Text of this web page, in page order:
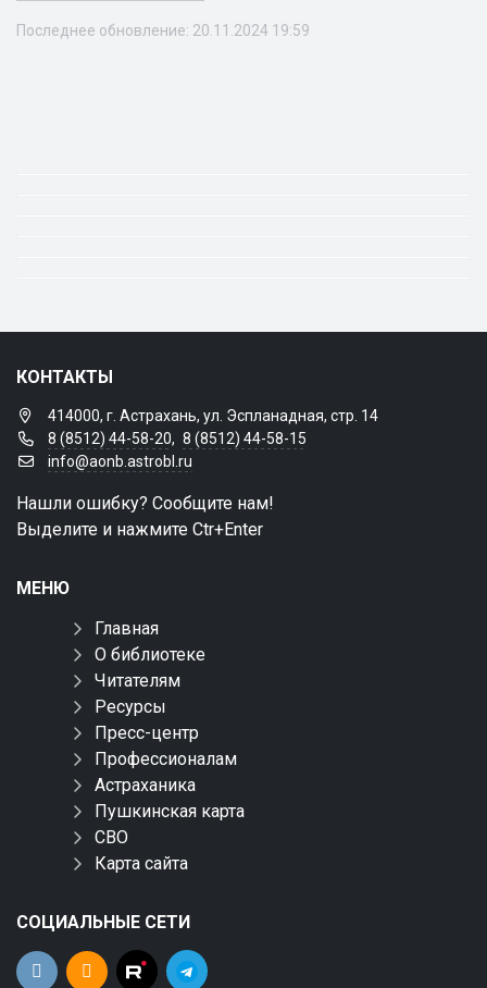
Последнее обновление: 20.11.2024 19:59
КОНТАКТЫ
414000, г. Астрахань, ул. Эспланадная, стр. 14
8 (8512) 44-58-20, 8 (8512) 44-58-15
info@aonb.astrobl.ru
Нашли ошибку? Сообщите нам!
Выделите и нажмите Ctr+Enter
МЕНЮ
Главная
О библиотеке
Читателям
Ресурсы
Пресс-центр
Профессионалам
Астраханика
Пушкинская карта
СВО
Карта сайта
СОЦИАЛЬНЫЕ СЕТИ